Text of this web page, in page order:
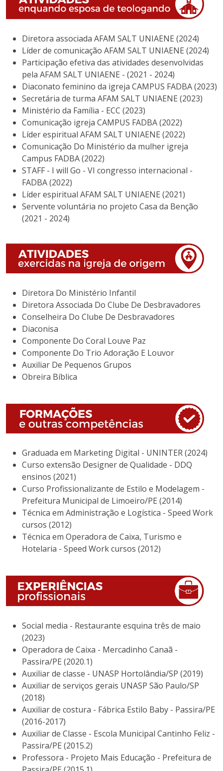
Diretora associada AFAM SALT UNIAENE (2024)
Líder de comunicação AFAM SALT UNIAENE (2024)
Participação efetiva das atividades desenvolvidas
pela AFAM SALT UNIAENE - (2021 - 2024)
Diaconato feminino da igreja CAMPUS FADBA (2023)
Secretária de turma AFAM SALT UNIAENE (2023)
Ministério da Família - ECC (2023)
Comunicação igreja CAMPUS FADBA (2022)
Líder espiritual AFAM SALT UNIAENE (2022)
Comunicação Do Ministério da mulher igreja
Campus FADBA (2022)
STAFF - I will Go - VI congresso internacional -
FADBA (2022)
Líder espiritual AFAM SALT UNIAENE (2021)
Servente voluntária no projeto Casa da Benção
(2021 - 2024)
Diretora Do Ministério Infantil
Diretora Associada Do Clube De Desbravadores
Conselheira Do Clube De Desbravadores
Diaconisa
Componente Do Coral Louve Paz
Componente Do Trio Adoração E Louvor
Auxiliar De Pequenos Grupos
Obreira Bíblica
Graduada em Marketing Digital - UNINTER (2024)
Curso extensão Designer de Qualidade - DDQ
ensinos (2021)
Curso Profissionalizante de Estilo e Modelagem -
Prefeitura Municipal de Limoeiro/PE (2014)
Técnica em Administração e Logística - Speed Work
cursos (2012)
Técnica em Operadora de Caixa, Turismo e
Hotelaria - Speed Work cursos (2012)
Social media - Restaurante esquina três de maio
(2023)
Operadora de Caixa - Mercadinho Canaã -
Passira/PE (2020.1)
Auxiliar de classe - UNASP Hortolândia/SP (2019)
Auxiliar de serviços gerais UNASP São Paulo/SP
(2018)
⁠Auxiliar de costura - Fábrica Estilo Baby - Passira/PE
(2016-2017)
⁠Auxiliar de Classe - Escola Municipal Cantinho Feliz -
Passira/PE (2015.2)
⁠Professora - Projeto Mais Educação - Prefeitura de